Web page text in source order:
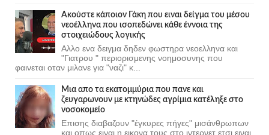
Ακούστε κάποιον Γάκη που ειναι δείγμα του μέσου
νεοέλληνα που ισοπεδώνει κάθε έννοια της
στοιχειώδους λογικής
Αλλο ενα δειγμα δηδεν φωστηρα νεοελληνα και
"Γιατρου " περιορισμενης νοημοσυνης που
φαινεται οταν μιλανε για "ναζι" κ...
Μια απο τα εκατομμύρια που πανε και
ζευγαρωνουν με κτηνώδες αγρίμια κατέληξε στο
νοσοκομείο
Επισης διαβαζουν "έγκυρες πήγες" μισάνθρωπων
και οπως ειναι η εικονα τους στο ιντερνετ ετσι ειναι